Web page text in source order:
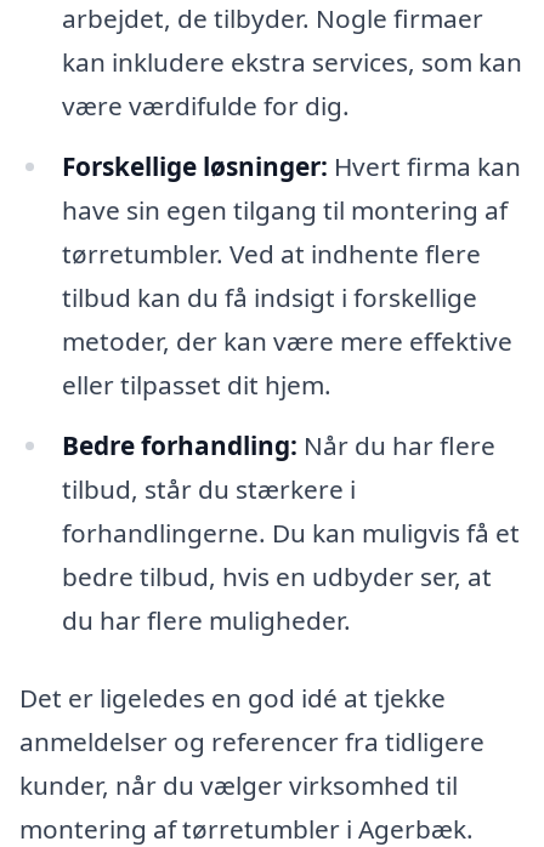
arbejdet, de tilbyder. Nogle firmaer
kan inkludere ekstra services, som kan
være værdifulde for dig.
Forskellige løsninger: Hvert firma kan
have sin egen tilgang til montering af
tørretumbler. Ved at indhente flere
tilbud kan du få indsigt i forskellige
metoder, der kan være mere effektive
eller tilpasset dit hjem.
Bedre forhandling: Når du har flere
tilbud, står du stærkere i
forhandlingerne. Du kan muligvis få et
bedre tilbud, hvis en udbyder ser, at
du har flere muligheder.
Det er ligeledes en god idé at tjekke
anmeldelser og referencer fra tidligere
kunder, når du vælger virksomhed til
montering af tørretumbler i Agerbæk.